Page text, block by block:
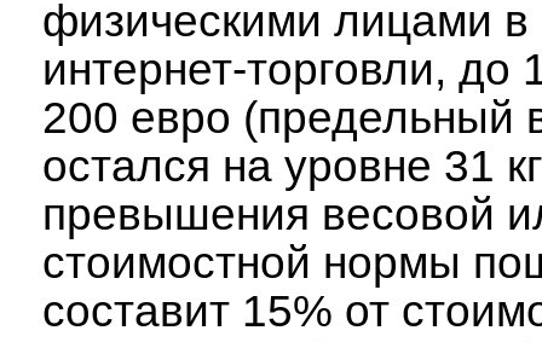
физическими лицами в
интернет-торговли, до
200 евро (предельный
остался на уровне 31
превышения весовой
стоимостной нормы
составит 15% от